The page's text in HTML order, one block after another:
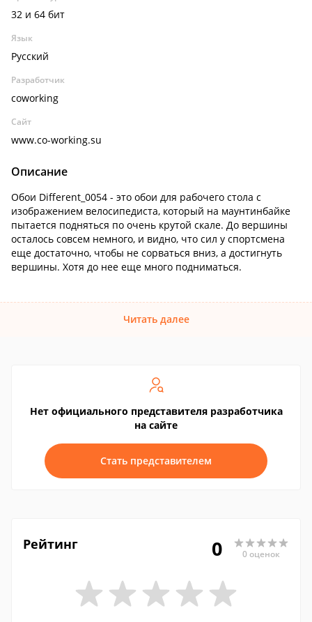
32 и 64 бит
Язык
Русский
Разработчик
coworking
Сайт
www.co-working.su
Описание
Обои Different_0054 - это обои для рабочего стола с
изображением велосипедиста, который на маунтинбайке
пытается подняться по очень крутой скале. До вершины
осталось совсем немного, и видно, что сил у спортсмена
еще достаточно, чтобы не сорваться вниз, а достигнуть
вершины. Хотя до нее еще много подниматься.
Читать далее
Нет официального представителя разработчика
на сайте
Стать представителем
Рейтинг 0 0 оценок